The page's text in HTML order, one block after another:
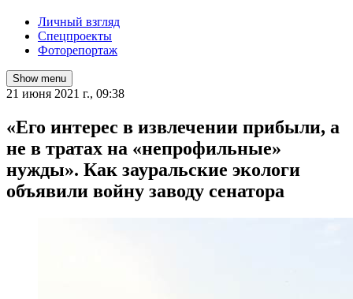
Личный взгляд
Спецпроекты
Фоторепортаж
Show menu
21 июня 2021 г., 09:38
​«Его интерес в извлечении прибыли, а
не в тратах на «непрофильные»
нужды». Как зауральские экологи
объявили войну заводу сенатора